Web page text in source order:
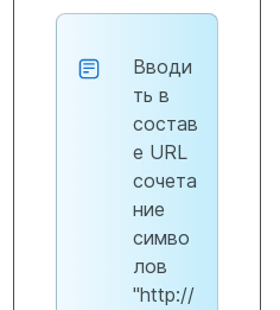
Вводи
ть в
состав
е URL
сочета
ние
симво
лов
"http://